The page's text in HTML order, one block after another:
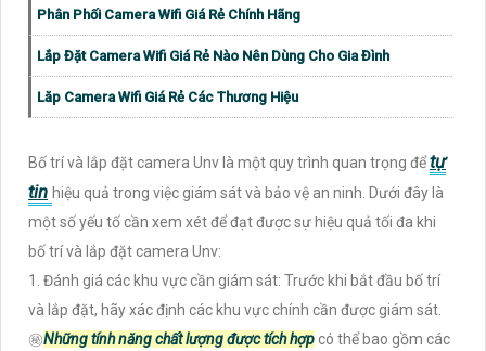
Phân Phối Camera Wifi Giá Rẻ Chính Hãng
Lắp Đặt Camera Wifi Giá Rẻ Nào Nên Dùng Cho Gia Đình
Lăp Camera Wifi Giá Rẻ Các Thương Hiệu
Bố trí và lắp đặt camera Unv là một quy trình quan trọng đểtự
tin hiệu quả trong việc giám sát và bảo vệ an ninh. Dưới đây là
một số yếu tố cần xem xét để đạt được sự hiệu quả tối đa khi
bố trí và lắp đặt camera Unv:
1. Đánh giá các khu vực cần giám sát: Trước khi bắt đầu bố trí
và lắp đặt, hãy xác định các khu vực chính cần được giám sát.
㊙️Những tính năng chất lượng được tích hợpcó thể bao gồm các